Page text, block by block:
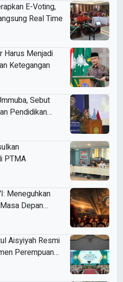
E-Voting,
Real Time
Harus Menjadi
Ketegangan
Sebut
Pendidikan
PTMA
Meneguhkan
Depan
Aisyiyah Resmi
Perempuan